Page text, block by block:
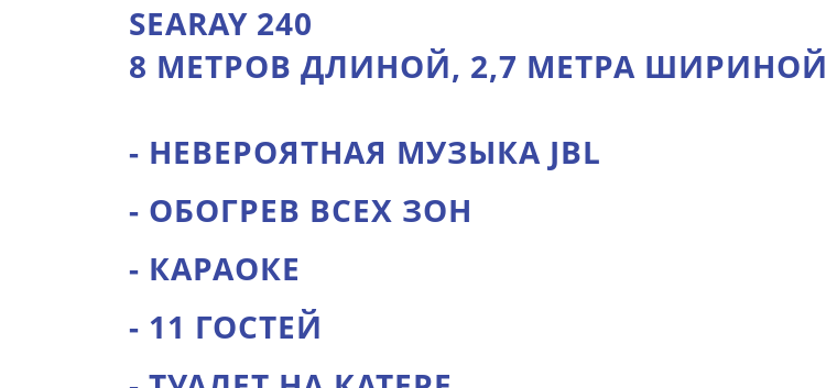
SEARAY 240
8 МЕТРОВ ДЛИНОЙ, 2,7 МЕТРА ШИРИНОЙ
- НЕВЕРОЯТНАЯ МУЗЫКА JBL
- ОБОГРЕВ ВСЕХ ЗОН
- КАРАОКЕ
- 11 ГОСТЕЙ